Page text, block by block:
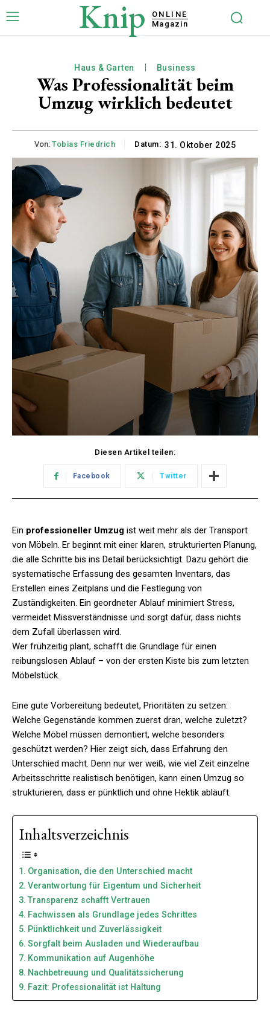
Knip
ONLINE
Magazin
Haus & Garten Business
Was Professionalität beim
Umzug wirklich bedeutet
Von: Tobias Friedrich Datum: 31. Oktober 2025
Diesen Artikel teilen:
Facebook Twitter
Ein professioneller Umzug ist weit mehr als der Transport
von Möbeln. Er beginnt mit einer klaren, strukturierten Planung,
die alle Schritte bis ins Detail berücksichtigt. Dazu gehört die
systematische Erfassung des gesamten Inventars, das
Erstellen eines Zeitplans und die Festlegung von
Zuständigkeiten. Ein geordneter Ablauf minimiert Stress,
vermeidet Missverständnisse und sorgt dafür, dass nichts
dem Zufall überlassen wird.
Wer frühzeitig plant, schafft die Grundlage für einen
reibungslosen Ablauf – von der ersten Kiste bis zum letzten
Möbelstück.
Eine gute Vorbereitung bedeutet, Prioritäten zu setzen:
Welche Gegenstände kommen zuerst dran, welche zuletzt?
Welche Möbel müssen demontiert, welche besonders
geschützt werden? Hier zeigt sich, dass Erfahrung den
Unterschied macht. Denn nur wer weiß, wie viel Zeit einzelne
Arbeitsschritte realistisch benötigen, kann einen Umzug so
strukturieren, dass er pünktlich und ohne Hektik abläuft.
Inhaltsverzeichnis
Organisation, die den Unterschied macht
Verantwortung für Eigentum und Sicherheit
Transparenz schafft Vertrauen
Fachwissen als Grundlage jedes Schrittes
Pünktlichkeit und Zuverlässigkeit
Sorgfalt beim Ausladen und Wiederaufbau
Kommunikation auf Augenhöhe
Nachbetreuung und Qualitätssicherung
Fazit: Professionalität ist Haltung